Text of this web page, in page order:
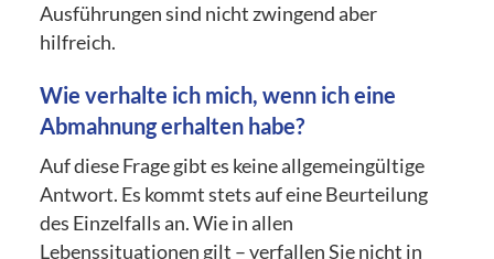
Ausführungen sind nicht zwingend aber
hilfreich.
Wie verhalte ich mich, wenn ich eine
Abmahnung erhalten habe?
Auf diese Frage gibt es keine allgemeingültige
Antwort. Es kommt stets auf eine Beurteilung
des Einzelfalls an. Wie in allen
Lebenssituationen gilt – verfallen Sie nicht in